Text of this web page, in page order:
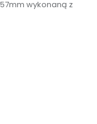
wykonaną z